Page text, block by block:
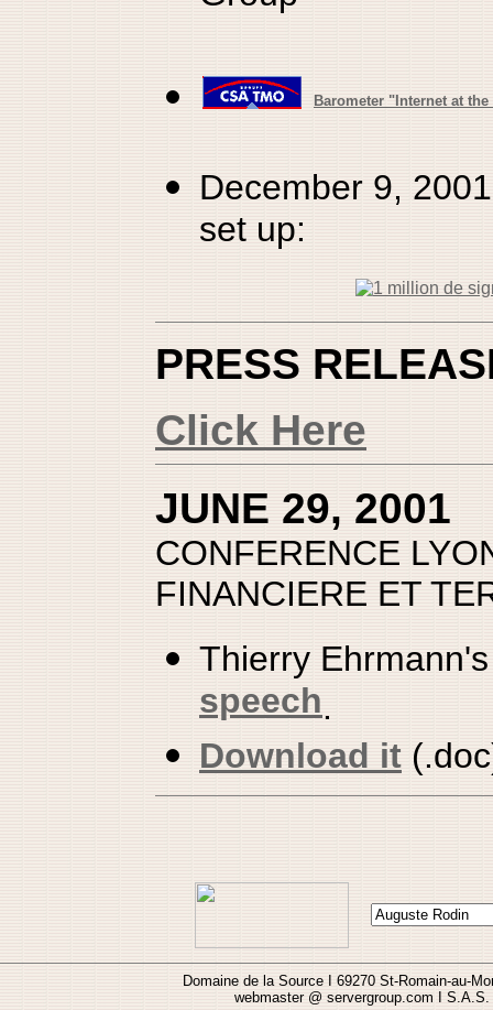
Barometer "Internet at
December 9,
set up:
PRESS
Click Here
JUNE 29, 2001
CONFERENCE
FINANCIERE ET
Thierry
speech.
Download it
Domaine de la Source I 69270 St-Romain-au-
webmaster @ servergroup.com I